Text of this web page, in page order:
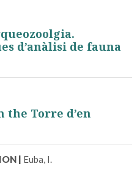
d’anàlisi de fauna
the Torre d’en
| Euba, I.